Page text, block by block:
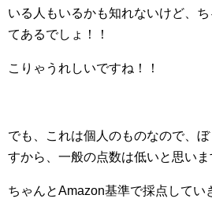
いる人もいるかも知れないけど、
てあるでしょ！！
こりゃうれしいですね！！
でも、これは個人のものなので、
すから、一般の点数は低いと思いま
ちゃんとAmazon基準で採点してい